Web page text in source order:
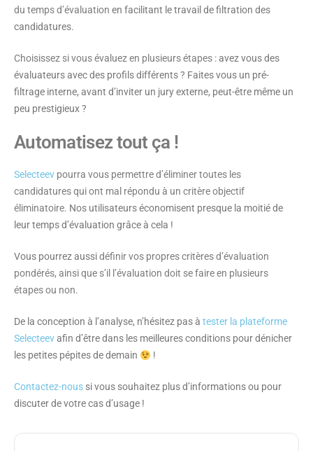
du temps d’évaluation en facilitant le travail de filtration des
candidatures.
Choisissez si vous évaluez en plusieurs étapes :avez vous des
évaluateurs avec des profils différents ? Faites vous un pré-
filtrage interne, avant d’inviter un jury externe, peut-être même un
peu prestigieux ?
Automatisez tout ça !
Selecteev pourra vous permettre d’éliminer toutes les
candidatures qui ont mal répondu à un critère objectif
éliminatoire. Nos utilisateurs économisent presque la moitié de
leur temps d’évaluation grâce à cela !
Vous pourrez aussidéfinir vos propres critères d’évaluation
pondérés, ainsi que s’il l’évaluation doit se faire en plusieurs
étapes ou non.
De la conception à l’analyse, n’hésitez pas à tester la plateforme
Selecteevafin d’être dans les meilleures conditions pour dénicher
les petites pépites de demain
!
Contactez-nous si vous souhaitez plus d’informations ou pour
discuter de votre cas d’usage !